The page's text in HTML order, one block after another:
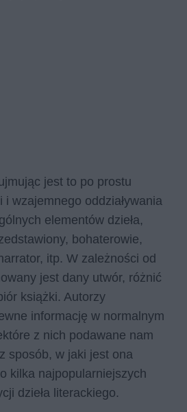
jest to po prostu
i wzajemnego oddziaływania
elementów dzieła,
bohaterowie,
itp. W zależności od
jest dany utwór, różnić
książki. Autorzy
informację w normalnym
z nich podawane nam
sposób, w jaki jest ona
kilka najpopularniejszych
dzieła literackiego.